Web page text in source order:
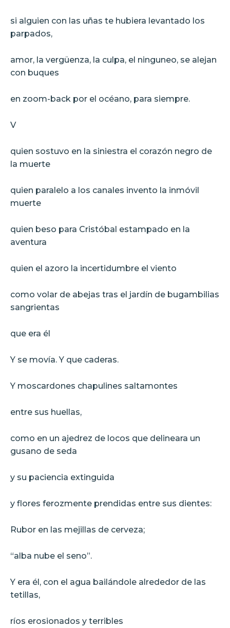
si alguien con las uñas te hubiera levantado los
parpados,
amor, la vergüenza, la culpa, el ninguneo, se alejan
con buques
en zoom-back por el océano, para siempre.
V
quien sostuvo en la siniestra el corazón negro de
la muerte
quien paralelo a los canales invento la inmóvil
muerte
quien beso para Cristóbal estampado en la
aventura
quien el azoro la incertidumbre el viento
como volar de abejas tras el jardín de bugambilias
sangrientas
que era él
Y se movía. Y que caderas.
Y moscardones chapulines saltamontes
entre sus huellas,
como en un ajedrez de locos que delineara un
gusano de seda
y su paciencia extinguida
y flores ferozmente prendidas entre sus dientes:
Rubor en las mejillas de cerveza;
“alba nube el seno”.
Y era él, con el agua bailándole alrededor de las
tetillas,
ríos erosionados y terribles